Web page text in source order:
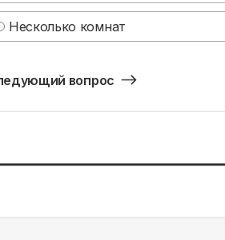
Несколько комнат
вопрос